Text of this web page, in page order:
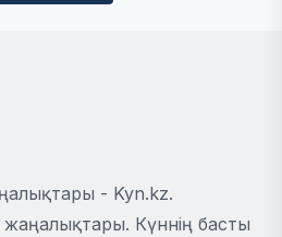
- Kyn.kz.
Күннің басты